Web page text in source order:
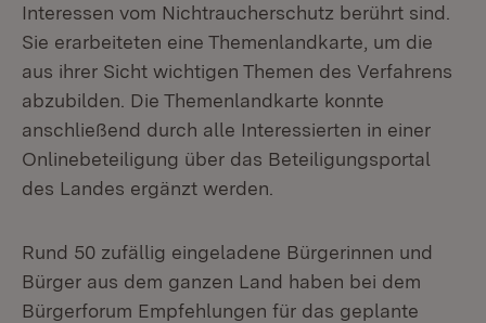
Interessen vom Nichtraucherschutz berührt sind.
Sie erarbeiteten eine Themenlandkarte, um die
aus ihrer Sicht wichtigen Themen des Verfahrens
abzubilden. Die Themenlandkarte konnte
anschließend durch alle Interessierten in einer
Onlinebeteiligung über das Beteiligungsportal
des Landes ergänzt werden.
Rund 50 zufällig eingeladene Bürgerinnen und
Bürger aus dem ganzen Land haben bei dem
Bürgerforum Empfehlungen für das geplante